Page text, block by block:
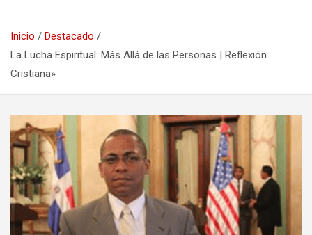
Inicio
Destacado
La Lucha Espiritual: Más Allá de las Personas | Reflexión
Cristiana»